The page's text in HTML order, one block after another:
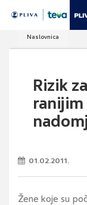
Naslovnica
Rizik
01.02.2011.
Žene koje su